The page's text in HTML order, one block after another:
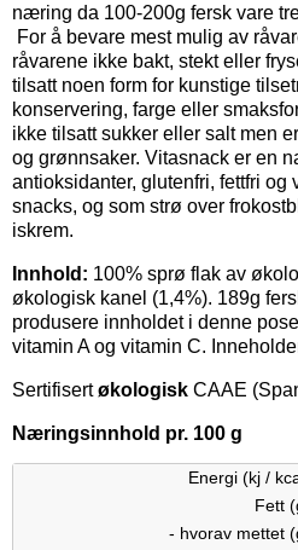
næring da 100-200g fersk vare
For å bevare mest mulig av
råvarene ikke bakt, stekt eller
tilsatt noen form for kunstige
konservering, farge eller
ikke tilsatt sukker eller salt men
og grønnsaker. Vitasnack er en
antioksidanter, glutenfri, fettfri og
snacks, og som strø over
iskrem.
Innhold: 100% sprø flak av
økologisk kanel (1,4%). 189g
produsere innholdet i denne
vitamin A og vitamin C.
Sertifisertøkologisk CAAE
Næringsinnhold pr. 100 g
Energi (kj /
Fett
- hvorav mettet